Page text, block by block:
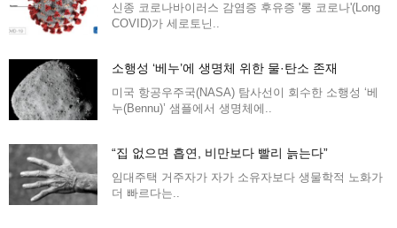
신종 코로나바이러스 감염증 후유증 '롱 코로나'(Long
COVID)가 세로토닌..
소행성 ‘베누’에 생명체 위한 물·탄소 존재
미국 항공우주국(NASA) 탐사선이 회수한 소행성 ‘베
누(Bennu)’ 샘플에서 생명체에..
“집 없으면 흡연, 비만보다 빨리 늙는다”
임대주택 거주자가 자가 소유자보다 생물학적 노화가
더 빠르다는..